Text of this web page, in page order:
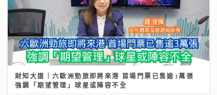
財知大道｜六歐洲勁旅即將來港 首場門票已售逾3萬張
強調「期望管理」球星或陣容不全